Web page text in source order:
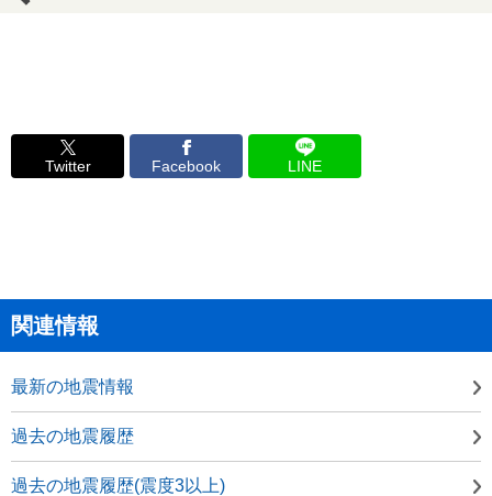
Twitter Facebook LINE
関連情報
最新の地震情報
過去の地震履歴
過去の地震履歴(震度3以上)